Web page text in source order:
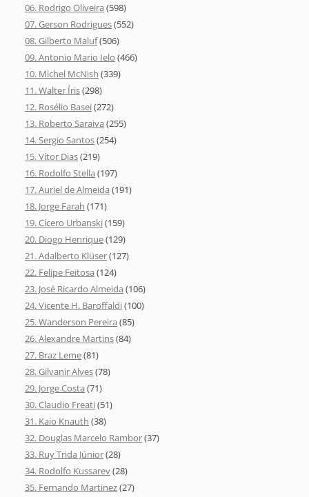
06. Rodrigo Oliveira (598)
07. Gerson Rodrigues(552)
08. Gilberto Maluf(506)
09. Antonio Mario Ielo (466)
10. Michel McNish (339)
11. Walter Íris(298)
12. Rosélio Basei(272)
13. Roberto Saraiva (255)
14. Sergio Santos(254)
15. Vítor Dias(219)
16. Rodolfo Stella (197)
17. Auriel de Almeida (191)
18. Jorge Farah (171)
19. Cícero Urbanski(159)
20. Diogo Henrique(129)
21. Adalberto Klüser(127)
22. Felipe Feitosa (124)
23. José Ricardo Almeida (106)
24. Vicente H. Baroffaldi(100)
25. Wanderson Pereira (85)
26. Alexandre Martins(84)
27. Braz Leme(81)
28. Gilvanir Alves(78)
29. Jorge Costa (71)
30. Claudio Freati(51)
31. Kaio Knauth (38)
32. Douglas Marcelo Rambor(37)
33. Ruy Trida Júnior(28)
34. Rodolfo Kussarev(28)
35. Fernando Martinez(27)